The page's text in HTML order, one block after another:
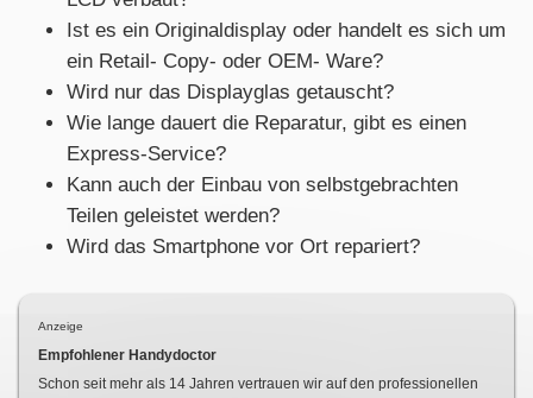
Ist es ein Originaldisplay oder handelt es sich um
ein Retail- Copy- oder OEM- Ware?
Wird nur das Displayglas getauscht?
Wie lange dauert die Reparatur, gibt es einen
Express-Service?
Kann auch der Einbau von selbstgebrachten
Teilen geleistet werden?
Wird das Smartphone vor Ort repariert?
Anzeige
Empfohlener Handydoctor
Schon seit mehr als 14 Jahren vertrauen wir auf den professionellen